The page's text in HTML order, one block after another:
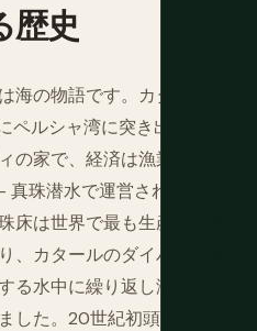
歴史
海の物語です。カタール半
ペルシャ湾に突き出してお
の家で、経済は漁業、貿
珠潜水で運営されていま
床は世界で最も生産性の高
、カタールのダイバーは装
る水中に繰り返し潜り、カ
した。20世紀初頭のピーク